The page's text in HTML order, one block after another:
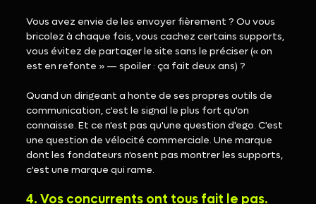
Vous avez envie de les envoyer fièrement ? Ou vous
bricolez à chaque fois, vous cachez certains supports,
vous évitez de partager le site sans le préciser (« on
est en refonte » — spoiler : ça fait deux ans) ?
Quand un dirigeant a honte de ses propres outils de
communication, c'est le signal le plus fort qu'on
connaisse. Et ce n'est pas qu'une question d'ego. C'est
une question de vélocité commerciale. Une marque
dont les fondateurs n'osent pas montrer les supports,
c'est une marque qui rame.
4. Vos concurrents ont tous fait le pas.